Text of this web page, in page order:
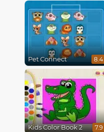
Pet Connect 8.4
Kids Color Book 2 7.9